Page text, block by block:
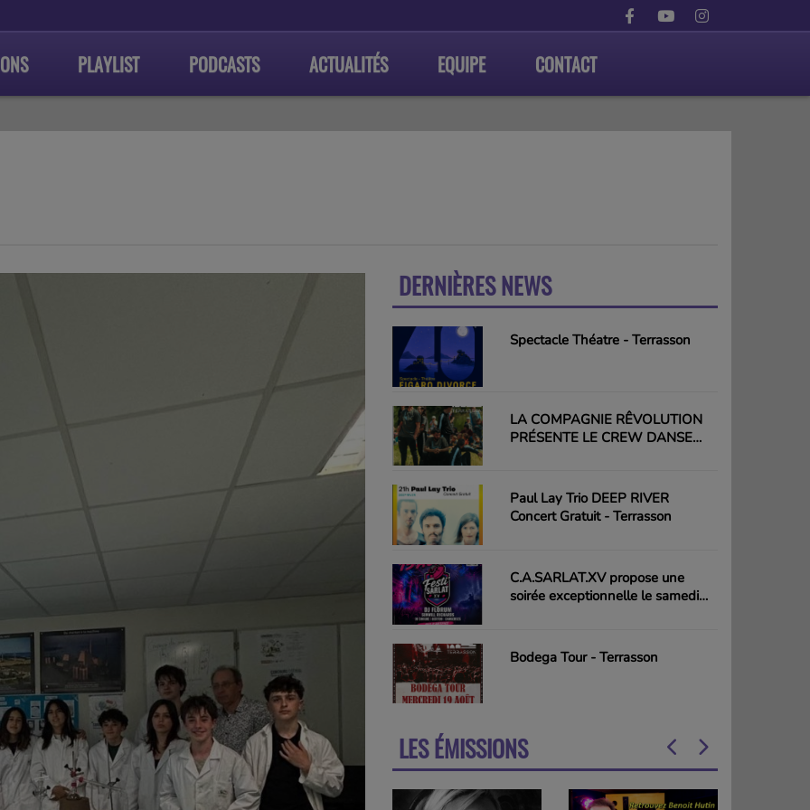
PLAYLIST PODCASTS ACTUALITÉS EQUIPE CONTACT
DERNIÈRES NEWS
Spectacle Théatre - Terrasson
LA COMPAGNIE RÊVOLUTION
PRÉSENTE LE CREW DANSE
Paul Lay Trio DEEP RIVER
Concert Gratuit - Terrasson
C.A.SARLAT.XV propose une
soirée exceptionnelle le samedi
Bodega Tour - Terrasson
LES ÉMISSIONS